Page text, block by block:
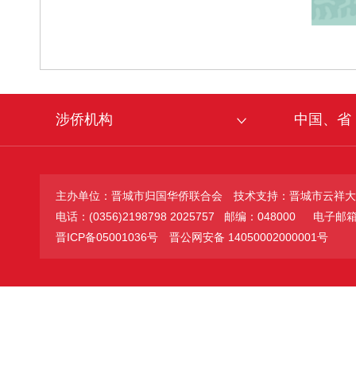
涉侨机构 中国、省
主办单位：晋城市归国华侨联合会
技术支持：晋城市云祥
电话：(0356)2198798 2025757 邮编：048000
电子邮
晋ICP备05001036号
晋公网安备 14050002000001号